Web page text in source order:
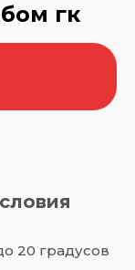
гк
20 градусов